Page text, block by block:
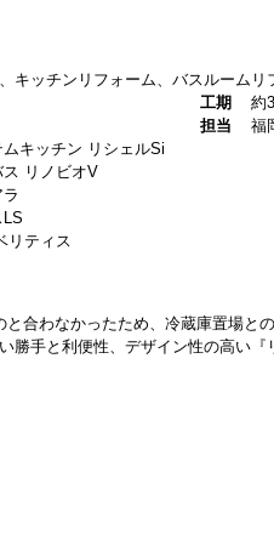
キッチンリフォーム、バスルーム
工期
約
担当 福
キッチン リシェルSi
リノビオV
LS
リティス
合わなかったため、冷蔵庫置場
勝手と利便性、デザイン性の高い